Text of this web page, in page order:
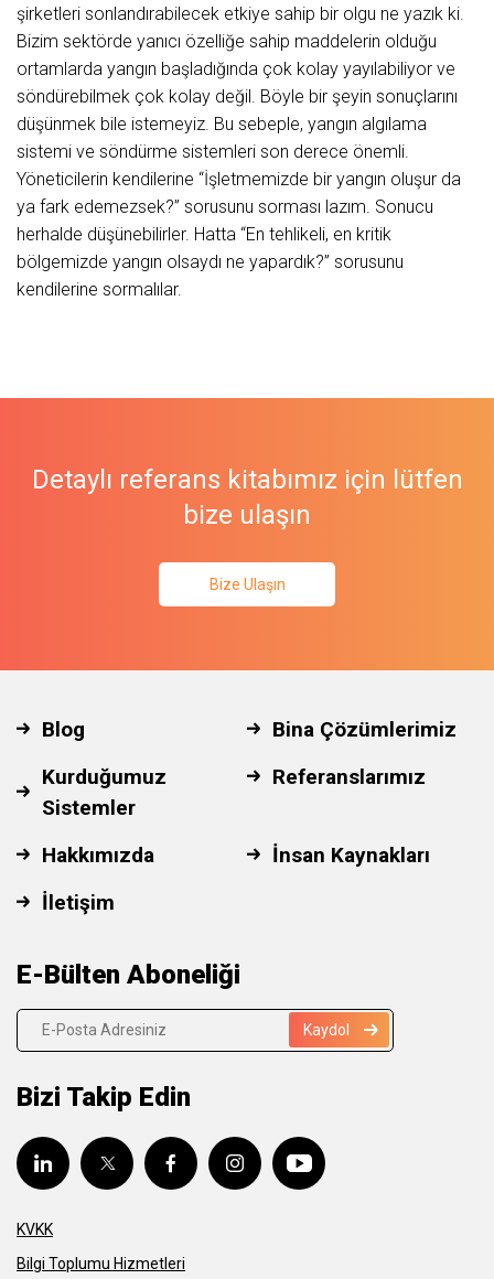
şirketleri sonlandırabilecek etkiye sahip bir olgu ne yazık ki.
Bizim sektörde yanıcı özelliğe sahip maddelerin olduğu
ortamlarda yangın başladığında çok kolay yayılabiliyor ve
söndürebilmek çok kolay değil. Böyle bir şeyin sonuçlarını
düşünmek bile istemeyiz. Bu sebeple, yangın algılama
sistemi ve söndürme sistemleri son derece önemli.
Yöneticilerin kendilerine “İşletmemizde bir yangın oluşur da
ya fark edemezsek?” sorusunu sorması lazım. Sonucu
herhalde düşünebilirler. Hatta “En tehlikeli, en kritik
bölgemizde yangın olsaydı ne yapardık?” sorusunu
kendilerine sormalılar.
Detaylı referans kitabımız için lütfen
bize ulaşın
Bize Ulaşın
Blog
Bina Çözümlerimiz
Kurduğumuz
Sistemler
Referanslarımız
Hakkımızda
İnsan Kaynakları
İletişim
E-Bülten Aboneliği
Kaydol
Bizi Takip Edin
KVKK
Bilgi Toplumu Hizmetleri